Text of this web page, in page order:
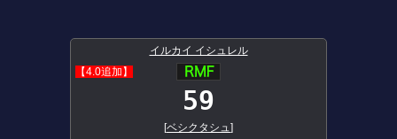
イルカイ イシュレル
【4.0追加】
59
[ベシクタシュ]